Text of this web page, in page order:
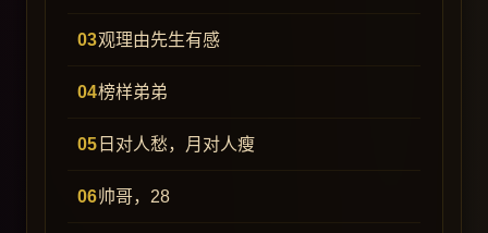
观理由先生有感
榜样弟弟
日对人愁，月对人瘦
帅哥，28